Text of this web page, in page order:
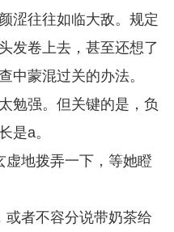
涩往往如临大敌。规定
发卷上去，甚至还想了
中蒙混过关的办法。
勉强。但关键的是，负
是a。
地拨弄一下，等她瞪
者不容分说带奶茶给